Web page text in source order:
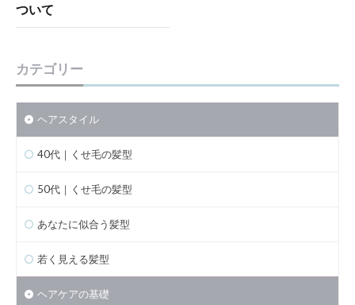
ついて
カテゴリー
ヘアスタイル
40代｜くせ毛の髪型
50代｜くせ毛の髪型
あなたに似合う髪型
若く見える髪型
ヘアケアの基礎